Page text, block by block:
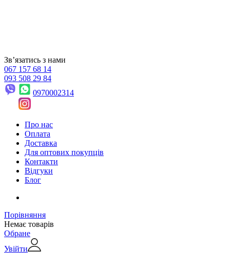
Звʼязатись з нами
067 157 68 14
093 508 29 84
0970002314
Про нас
Оплата
Доставка
Для оптових покупців
Контакти
Відгуки
Блог
Порівняння
Немає товарів
Обране
Увійти